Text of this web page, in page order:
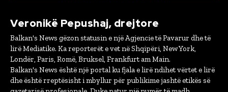
Veronikë Pepushaj, drejtore
Balkan's News gëzon statusin e një Agjencie të Pavarur dhe të
lirë Mediatike. Ka reporterët e vet në Shqipëri, New York,
Londër, Paris, Romë, Bruksel, Frankfurt am Main.
Balkan's News është një portal ku fjala e lirë ndihet vërtet e lirë
dhe është rreptësisht i mbyllur për publikime jashtë etikës së